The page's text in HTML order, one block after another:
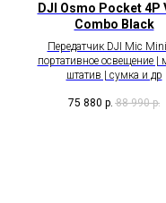
DJI Osmo Pocket 4P
Combo Black
Передатчик DJI Mic Mini
портативное освещение |
штатив | сумка и др
75 880 р. 88 990 р.